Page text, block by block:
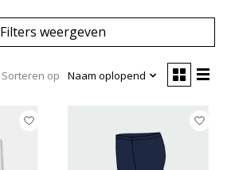
Filters weergeven
Sorteren op Naam oplopend